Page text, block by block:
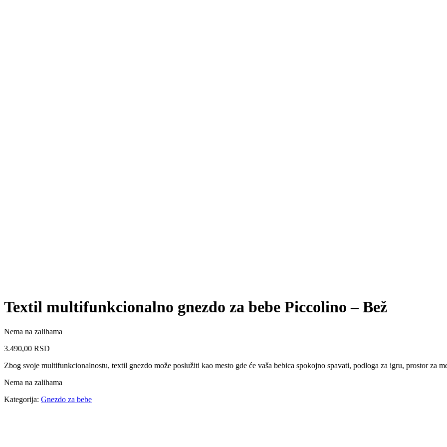
Textil multifunkcionalno gnezdo za bebe Piccolino – Bež
Nema na zalihama
3.490,00 RSD
Zbog svoje multifunkcionalnostu, textil gnezdo može poslužiti kao mesto gde će vaša bebica spokojno spavati, podloga za igru, prostor za
Nema na zalihama
Kategorija: Gnezdo za bebe